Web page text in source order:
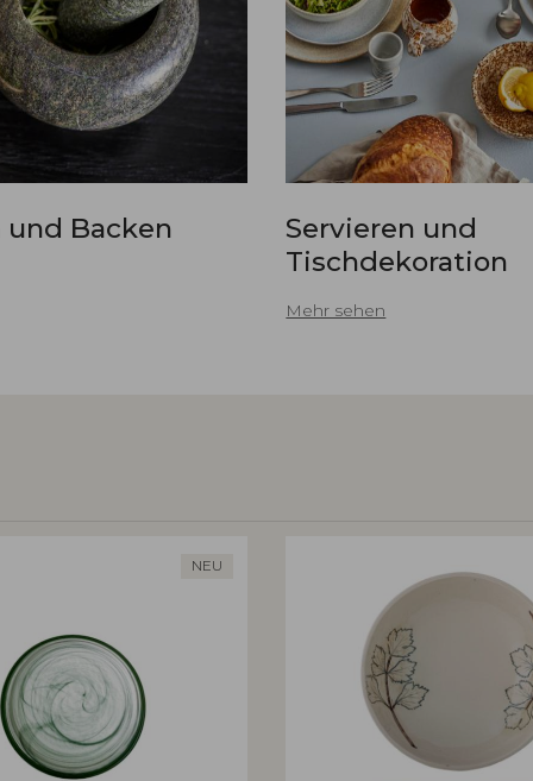
und Backen
Servieren und
Tischdekoration
Mehr sehen
NEU